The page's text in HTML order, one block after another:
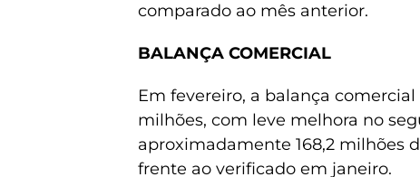
comparado ao mês anterior.
BALANÇA COMERCIAL
Em fevereiro, a balança
milhões, com leve melhora no
aproximadamente 168,2 milhões
frente ao verificado em janeiro.